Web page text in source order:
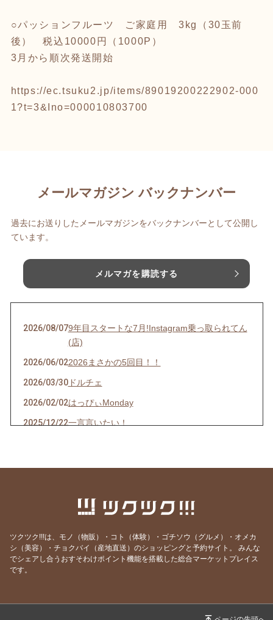
○パッションフルーツ ご家庭用 3kg（30玉前
後） 税込10000円（1000P）
3月から順次発送開始
https://ec.tsuku2.jp/items/89019200222902-000
1?t=3&Ino=000010803700
メールマガジン バックナンバー
過去にお送りしたメールマガジンをバックナンバーとして公開し
ています。
メルマガを購読する
2026/08/079年目スタートな7月!Instagram乗っ取られてん
(店)
2026/06/022026まさかの5回目！！
2026/03/30ドルチェ
2026/02/02はっぴぃMonday
2025/12/22一言言いたい！
好きな物事に関してはしつこい酒場店主
2024/05/30 2か月振りのメルマガです。
2024/03/03 4か月振りのメルマガです!!!
2023/09/03やっぱり早かった（笑）
ツクツク!!!は、モノ（物販）・コト（体験）・ゴチソウ（グルメ）・オメカ
シ（美容）・チョクバイ（産地直送）のショッピングと予約サイト。
みんな
でシェアし合うおすそわけポイント機能を搭載した総合マーケットプレイス
です。